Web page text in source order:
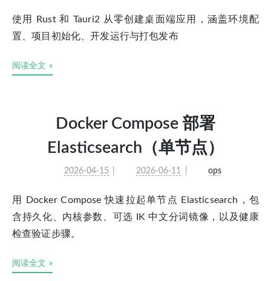
使用 Rust 和 Tauri2 从零创建桌面端应用，涵盖环境配
置、项目初始化、开发运行与打包发布
阅读全文 »
Docker Compose 部署
Elasticsearch（单节点）
2026-04-15 2026-06-11 ops
用 Docker Compose 快速拉起单节点 Elasticsearch，包
含持久化、内核参数、可选 IK 中文分词镜像，以及健康
检查验证步骤。
阅读全文 »